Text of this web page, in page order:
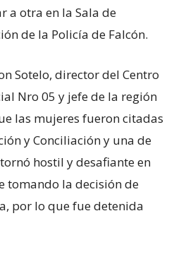
a otra en la Sala de
de la Policía de Falcón.
Sotelo, director del Centro
Nro 05 y jefe de la región
las mujeres fueron citadas
y Conciliación y una de
hostil y desafiante en
tomando la decisión de
por lo que fue detenida